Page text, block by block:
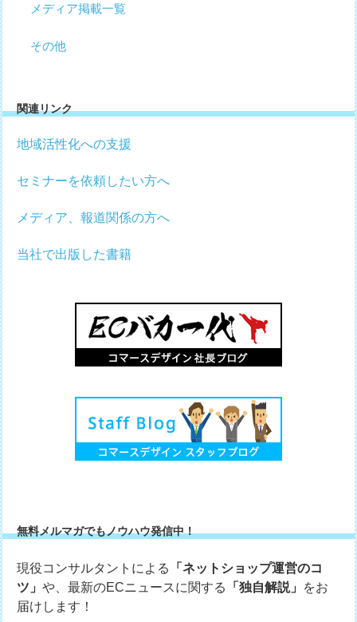
メディア掲載一覧
その他
関連リンク
地域活性化への支援
セミナーを依頼したい方へ
メディア、報道関係の方へ
当社で出版した書籍
無料メルマガでもノウハウ発信中！
現役コンサルタントによる
「ネットショップ運営のコ
ツ」や、最新のECニュースに関する 「独自解説」 をお
届けします！